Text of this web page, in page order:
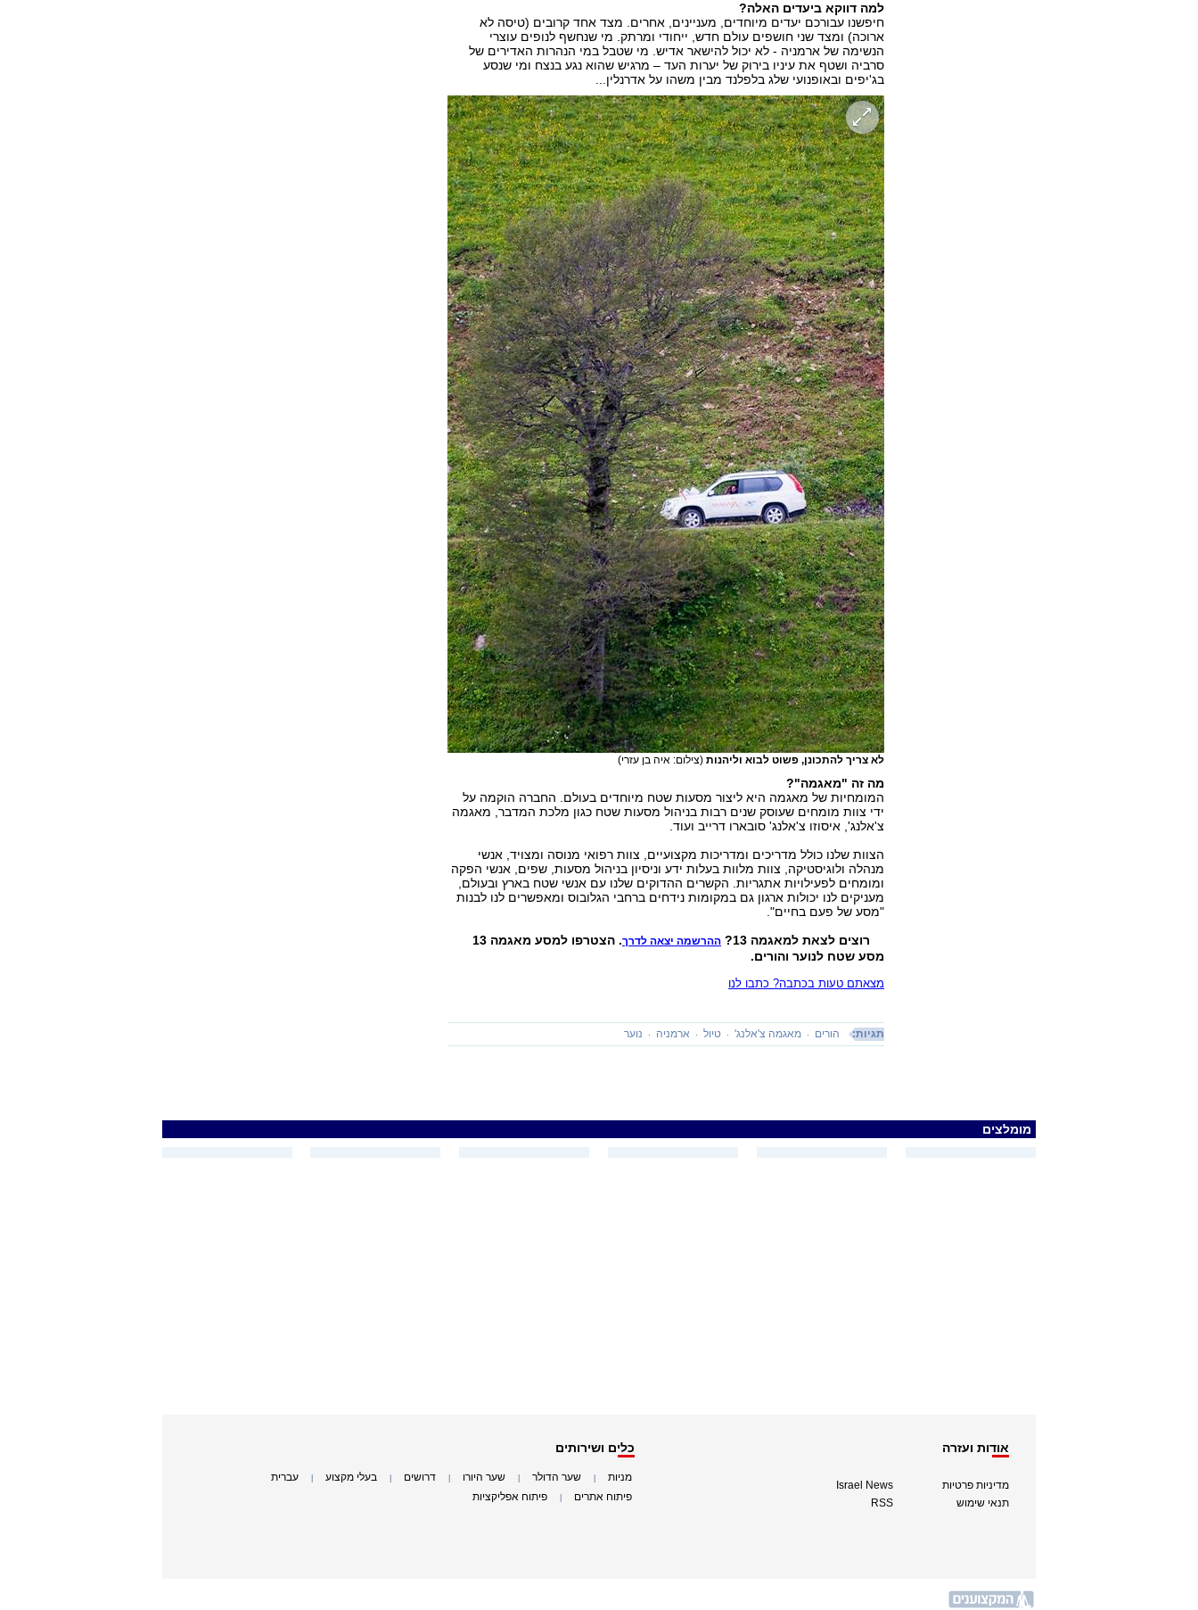
למה דווקא ביעדים האלה?
חיפשנו עבורכם יעדים מיוחדים, מעניינים, אחרים. מצד אחד קרובים (טיסה לא
ארוכה) ומצד שני חושפים עולם חדש, ייחודי ומרתק. מי שנחשף לנופים עוצרי
הנשימה של ארמניה - לא יכול להישאר אדיש. מי שטבל במי הנהרות האדירים של
סרביה ושטף את עיניו בירוק של יערות העד – מרגיש שהוא נגע בנצח ומי שנסע
בג'יפים ובאופנועי שלג בלפלנד מבין משהו על אדרנלין...
לא צריך להתכונן, פשוט לבוא וליהנות (צילום: איה בן עזרי)
מה זה "מאגמה"?
המומחיות של מאגמה היא ליצור מסעות שטח מיוחדים בעולם. החברה הוקמה על
ידי צוות מומחים שעוסק שנים רבות בניהול מסעות שטח כגון מלכת המדבר, מאגמה
צ'אלנג', איסוזו צ'אלנג' סובארו דרייב ועוד.
הצוות שלנו כולל מדריכים ומדריכות מקצועיים, צוות רפואי מנוסה ומצויד, אנשי
מנהלה ולוגיסטיקה, צוות מלוות בעלות ידע וניסיון בניהול מסעות, שפים, אנשי הפקה
ומומחים לפעילויות אתגריות. הקשרים ההדוקים שלנו עם אנשי שטח בארץ ובעולם,
מעניקים לנו יכולות ארגון גם במקומות נידחים ברחבי הגלובוס ומאפשרים לנו לבנות
"מסע של פעם בחיים".
רוצים לצאת למאגמה 13?
ההרשמה יצאה לדרך
. הצטרפו למסע מאגמה 13
מסע שטח לנוער והורים.
מצאתם טעות בכתבה? כתבו לנו
תגיות: הורים מאגמה צ'אלנג' טיול ארמניה נוער
מומלצים
אודות ועזרה
מדיניות פרטיות
תנאי שימוש
Israel News
RSS
כלים ושירותים
מניות שער הדולר שער היורו דרושים בעלי מקצוע עברית
פיתוח אתרים פיתוח אפליקציות